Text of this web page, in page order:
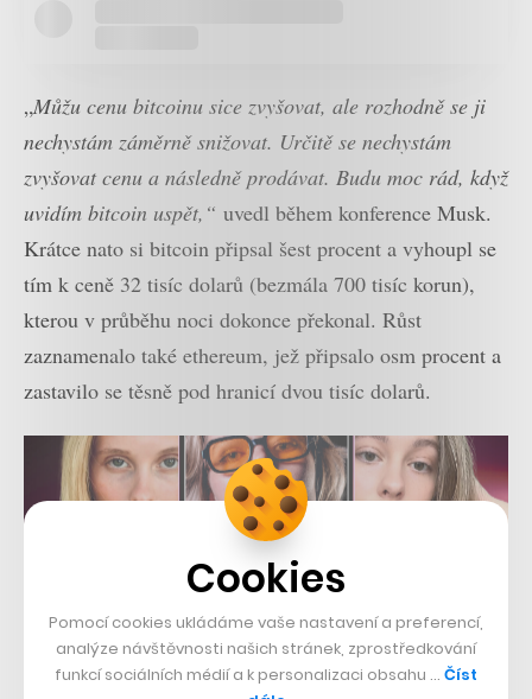
„Můžu cenu bitcoinu sice zvyšovat, ale rozhodně se ji
nechystám záměrně snižovat. Určitě se nechystám
zvyšovat cenu a následně prodávat. Budu moc rád, když
uvidím bitcoin uspět,“ uvedl během konference Musk.
Krátce nato si bitcoin připsal šest procent a vyhoupl se
tím k ceně 32 tisíc dolarů (bezmála 700 tisíc korun),
kterou v průběhu noci dokonce překonal. Růst
zaznamenalo také ethereum, jež připsalo osm procent a
zastavilo se těsně pod hranicí dvou tisíc dolarů.
Cookies
Pomocí cookies ukládáme vaše nastavení a preferencí,
analýze návštěvnosti našich stránek, zprostředkování
funkcí sociálních médií a k personalizaci obsahu … Číst